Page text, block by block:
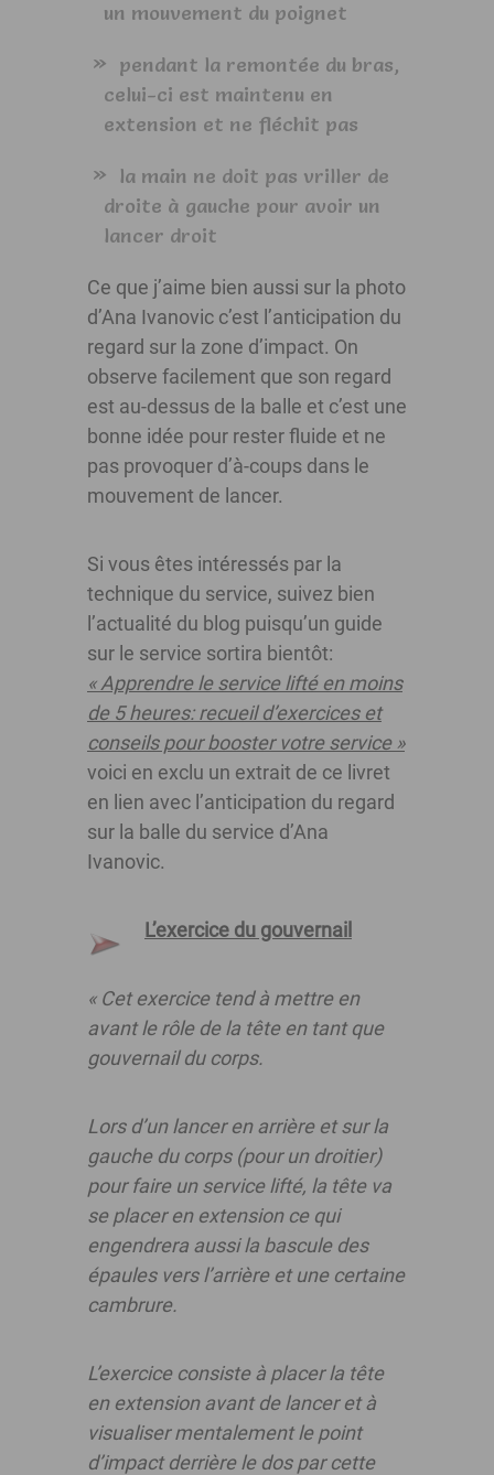
un mouvement du poignet
pendant la remontée du bras,
celui-ci est maintenu en
extension et ne fléchit pas
la main ne doit pas vriller de
droite à gauche pour avoir un
lancer droit
Ce que j’aime bien aussi sur la photo
d’Ana Ivanovic c’est l’anticipation du
regard sur la zone d’impact. On
observe facilement que son regard
est au-dessus de la balle et c’est une
bonne idée pour rester fluide et ne
pas provoquer d’à-coups dans le
mouvement de lancer.
Si vous êtes intéressés par la
technique du service, suivez bien
l’actualité du blog puisqu’un guide
sur le service sortira bientôt:
« Apprendre le service lifté en moins
de 5 heures: recueil d’exercices et
conseils pour booster votre service »
voici en exclu un extrait de ce livret
en lien avec l’anticipation du regard
sur la balle du service d’Ana
Ivanovic.
L’exercice du gouvernail
« Cet exercice tend à mettre en
avant le rôle de la tête en tant que
gouvernail du corps.
Lors d’un lancer en arrière et sur la
gauche du corps (pour un droitier)
pour faire un service lifté, la tête va
se placer en extension ce qui
engendrera aussi la bascule des
épaules vers l’arrière et une certaine
cambrure.
L’exercice consiste à placer la tête
en extension avant de lancer et à
visualiser mentalement le point
d’impact derrière le dos par cette